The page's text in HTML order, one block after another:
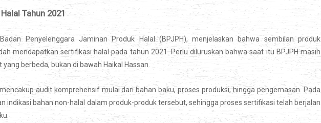
Tahun 2021
Penyelenggara Jaminan Produk Halal (BPJPH), menjelaskan bahwa sembilan produk
mendapatkan sertifikasi halal pada tahun 2021. Perlu diluruskan bahwa saat itu BPJPH masih
berbeda, bukan di bawah Haikal Hassan.
audit komprehensif mulai dari bahan baku, proses produksi, hingga pengemasan. Pada
indikasi bahan non-halal dalam produk-produk tersebut, sehingga proses sertifikasi telah berjalan